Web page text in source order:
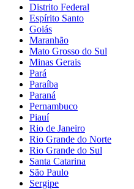
Distrito Federal
Espírito Santo
Goiás
Maranhão
Mato Grosso do Sul
Minas Gerais
Pará
Paraíba
Paraná
Pernambuco
Piauí
Rio de Janeiro
Rio Grande do Norte
Rio Grande do Sul
Santa Catarina
São Paulo
Sergipe